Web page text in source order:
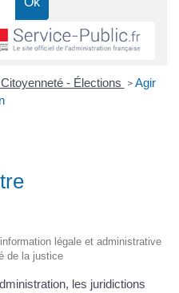
- Élections > Agir
légale et administrative
de la justice
les juridictions